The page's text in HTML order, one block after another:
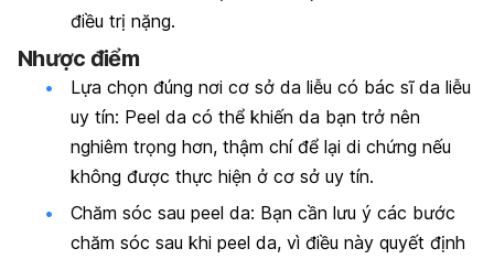
điều trị nặng.
Nhược điểm
Lựa chọn đúng nơi cơ sở da liễu có bác sĩ da liễu
uy tín: Peel da có thể khiến da bạn trở nên
nghiêm trọng hơn, thậm chí để lại di chứng nếu
không được thực hiện ở cơ sở uy tín.
Chăm sóc sau peel da: Bạn cần lưu ý các bước
chăm sóc sau khi peel da, vì điều này quyết định